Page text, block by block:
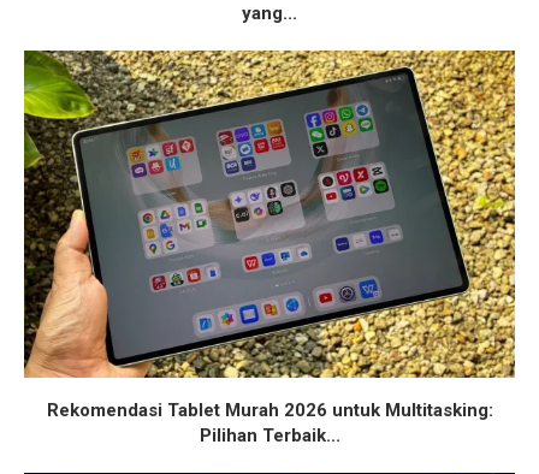
yang...
Rekomendasi Tablet Murah 2026 untuk Multitasking:
Pilihan Terbaik...